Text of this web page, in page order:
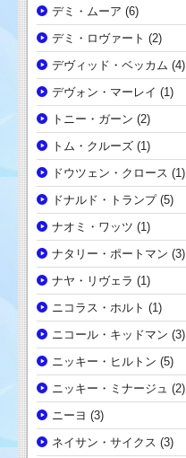
デミ・ムーア (6)
デミ・ロヴァート (2)
デヴィッド・ベッカム (4)
デヴォン・マーレイ (1)
トニー・ガーン (2)
トム・クルーズ (1)
ドウツェン・クロース (1)
ドナルド・トランプ(5)
ナオミ・ワッツ (1)
ナタリー・ポートマン (3)
ナヤ・リヴェラ (1)
ニコラス・ホルト (1)
ニコール・キッドマン (3)
ニッキー・ヒルトン (5)
ニッキー・ミナージュ (2)
ニーヨ (3)
ネイサン・サイクス (3)